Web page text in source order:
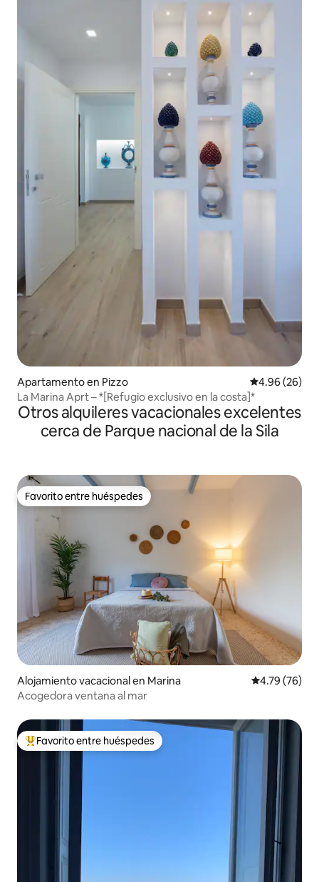
Apartamento en Pizzo Calificación
4.96 (26)
La Marina Aprt – *[Refugio exclusivo en la costa]*
Otros alquileres vacacionales excelentes
cerca de Parque nacional de la Sila
Favorito entre huéspedes
Favorito entre huéspedes
Alojamiento vacacional en Marina Calificación
4.79 (76)
Acogedora ventana al mar
Favorito entre huéspedes preferido
Favorito entre huéspedes